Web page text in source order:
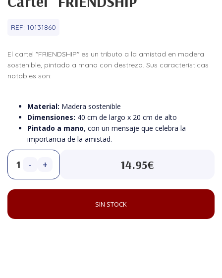
REF: 10131860
El cartel "FRIENDSHIP" es un tributo a la amistad en madera
sostenible, pintado a mano con destreza. Sus características
notables son:
Material: Madera sostenible
Dimensiones: 40 cm de largo x 20 cm de alto
Pintado a mano, con un mensaje que celebra la
importancia de la amistad.
- + 14.95€
SIN STOCK